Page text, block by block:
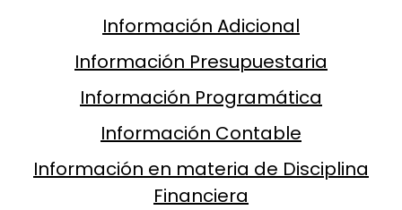
Información Adicional
Información Presupuestaria
Información Programática
Información Contable
Información en materia de Disciplina
Financiera